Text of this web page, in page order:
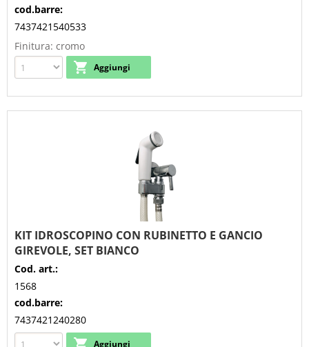
cod.barre:
7437421540533
Finitura: cromo
KIT IDROSCOPINO CON RUBINETTO E GANCIO
GIREVOLE, SET BIANCO
Cod. art.:
1568
cod.barre:
7437421240280